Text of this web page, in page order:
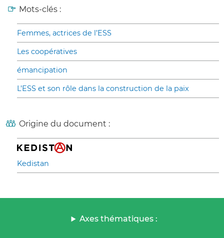
Mots-clés :
Femmes, actrices de l’ESS
Les coopératives
émancipation
L’ESS et son rôle dans la construction de la paix
Origine du document :
Kedistan
Axes thématiques :